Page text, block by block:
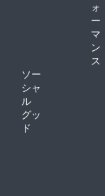
ォ
ー
マ
ン
ス
ソー
シャ
ル
グッ
ド